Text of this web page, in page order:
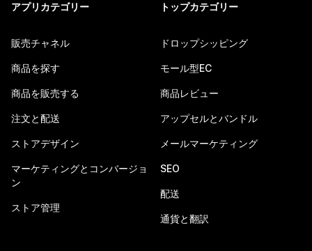
アプリカテゴリー
販売チャネル
商品を探す
商品を販売する
注文と配送
ストアデザイン
マーケティングとコンバージョ
ン
ストア管理
トップカテゴリー
ドロップシッピング
モール型EC
商品レビュー
アップセルとバンドル
メールマーケティング
SEO
配送
通貨と翻訳